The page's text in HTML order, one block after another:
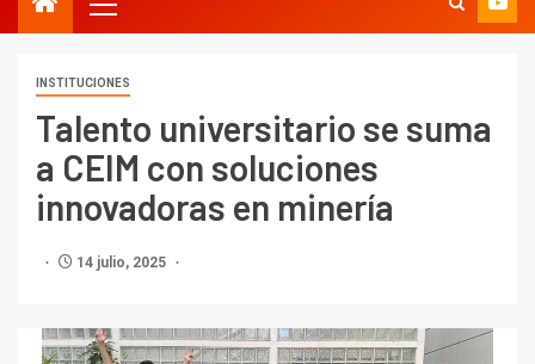
INSTITUCIONES
Talento universitario se suma
a CEIM con soluciones
innovadoras en minería
14 julio, 2025